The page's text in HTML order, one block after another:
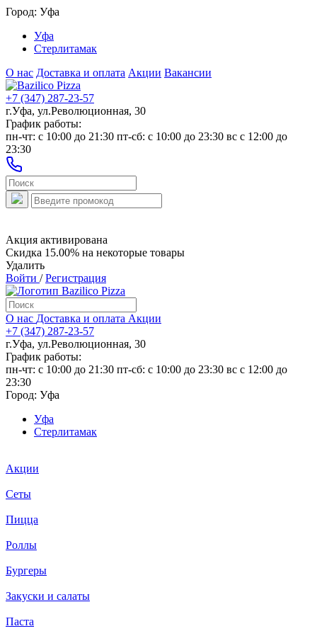
Город: Уфа
Уфа
Стерлитамак
О нас Доставка и оплата Акции Вакансии
+7 (347) 287-23-57
г.Уфа, ул.Революционная, 30
График работы:
пн-чт: c 10:00 до 21:30 пт-сб: c 10:00 до 23:30 вс с 12:00 до
23:30
Акция активирована
Скидка 15.00% на некоторые товары
Удалить
Войти /Регистрация
О нас Доставка и оплата Акции
+7 (347) 287-23-57
г.Уфа, ул.Революционная, 30
График работы:
пн-чт: c 10:00 до 21:30 пт-сб: c 10:00 до 23:30 вс с 12:00 до
23:30
Город: Уфа
Уфа
Стерлитамак
Акции
Сеты
Пицца
Роллы
Бургеры
Закуски и салаты
Паста